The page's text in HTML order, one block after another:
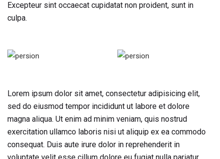
Excepteur sint occaecat cupidatat non proident, sunt in
culpa.
Lorem ipsum dolor sit amet, consectetur adipisicing elit,
sed do eiusmod tempor incididunt ut labore et dolore
magna aliqua. Ut enim ad minim veniam, quis nostrud
exercitation ullamco laboris nisi ut aliquip ex ea commodo
consequat. Duis aute irure dolor in reprehenderit in
voluptate velit esse cillum dolore eu fugiat nulla pariatur.